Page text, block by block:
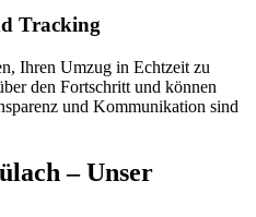
Tracking
Ihren Umzug in Echtzeit zu
den Fortschritt und können
und Kommunikation sind
– Unser